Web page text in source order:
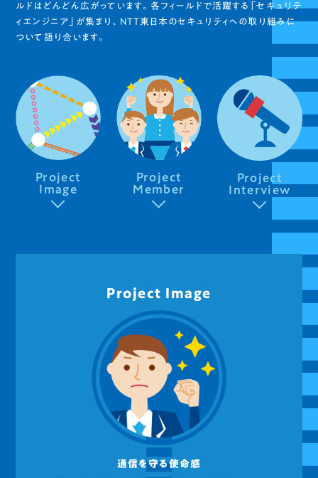
ルドはどんどん広がっています。各フィールドで活躍する「セキュリテ
ィエンジニア」が集まり、NTT東日本のセキュリティへの取り組みに
ついて語り合います。
Project
Image
Project
Member
Project
Interview
Project Image
通信を守る使命感